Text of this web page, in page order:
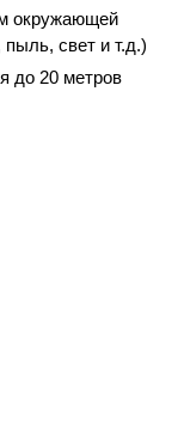
окружающей
свет и т.д.)
до 20 метров